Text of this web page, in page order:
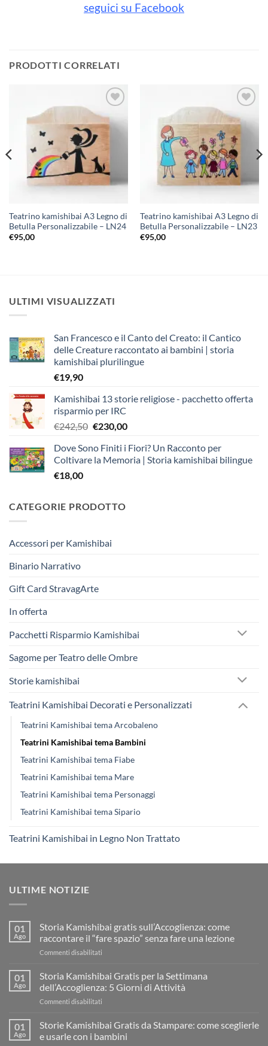
seguici su Facebook
PRODOTTI CORRELATI
Aggiungi
alla lista
desideri
Teatrino kamishibai A3 Legno di
Betulla Personalizzabile – LN24
€95,00
Aggiungi
alla lista
desideri
Teatrino kamishibai A3 Legno di
Betulla Personalizzabile – LN23
€95,00
ULTIMI VISUALIZZATI
San Francesco e il Canto del Creato: il Cantico
delle Creature raccontato ai bambini | storia
kamishibai plurilingue
€19,90
Kamishibai 13 storie religiose - pacchetto offerta
risparmio per IRC
€242,50 Il
originale
era:
€230,00Il
attuale
è:
Dove Sono Finiti i Fiori? Un Racconto per
Coltivare la Memoria | Storia kamishibai bilingue
€18,00
CATEGORIE PRODOTTO
Accessori per Kamishibai
Binario Narrativo
Gift Card StravagArte
In offerta
Pacchetti Risparmio Kamishibai
Sagome per Teatro delle Ombre
Storie kamishibai
Teatrini Kamishibai Decorati e Personalizzati
Teatrini Kamishibai tema Arcobaleno
Teatrini Kamishibai tema Bambini
Teatrini Kamishibai tema Fiabe
Teatrini Kamishibai tema Mare
Teatrini Kamishibai tema Personaggi
Teatrini Kamishibai tema Sipario
Teatrini Kamishibai in Legno Non Trattato
ULTIME NOTIZIE
01
Ago
Storia Kamishibai gratis sull’Accoglienza: come
raccontare il “fare spazio” senza fare una lezione
Commenti disabilitati
Kamishibai
gratis
sull’Accoglienza:
il
“fare
01
Ago
Storia Kamishibai Gratis per la Settimana
dell’Accoglienza: 5 Giorni di Attività
Commenti disabilitati
Kamishibai
Gratis
per
01
Ago
Storie Kamishibai Gratis da Stampare: come sceglierle
e usarle con i bambini